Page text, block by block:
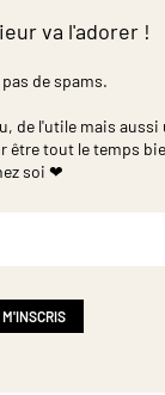
va l'adorer !
de spams.
de l'utile mais aussi
être tout le temps
soi ❤